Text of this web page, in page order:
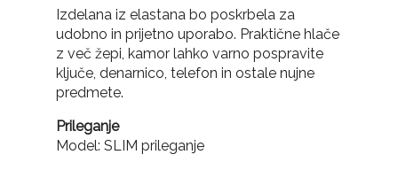
Izdelana iz elastana bo poskrbela za
udobno in prijetno uporabo. Praktične hlače
z več žepi, kamor lahko varno pospravite
ključe, denarnico, telefon in ostale nujne
predmete.
Prileganje
Model: SLIM prileganje